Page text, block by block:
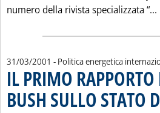
numero della rivista specializzata “...
31/03/2001 - Politica energetica
IL PRIMO
BUSH SULLO STATO